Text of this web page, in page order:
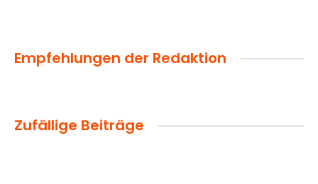
Empfehlungen der Redaktion
Zufällige Beiträge